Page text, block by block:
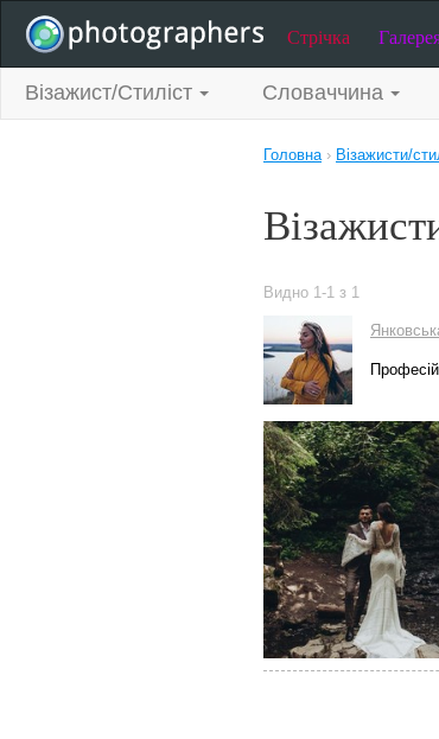
Стрічка
Візажист/Стиліст Словаччина
Головна› Візажисти/
Видно 1-1 з 1